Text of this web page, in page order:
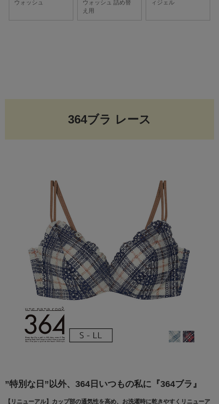
364ブラ レース
”特別な日”以外、364日いつもの私に『364ブラ』
【リニューアル】カップ部の通気性を高め、お洗濯時に乾きやすくリニューア